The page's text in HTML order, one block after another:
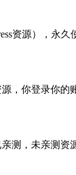
资源），永久
，你登录你的
测，未亲测资